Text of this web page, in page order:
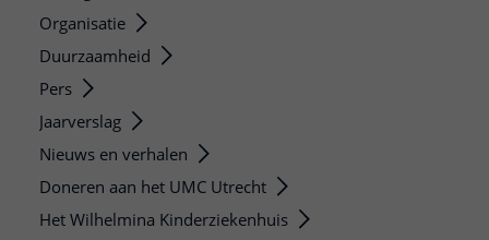
Organisatie
Duurzaamheid
Pers
Jaarverslag
Nieuws en verhalen
Doneren aan het UMC Utrecht
Het Wilhelmina Kinderziekenhuis